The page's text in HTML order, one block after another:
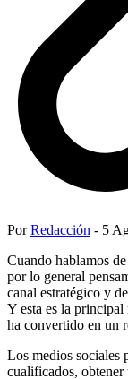
PorRedacción - 5
Cuando hablamos
por lo general
canal estratégico y
Y esta es la
ha convertido en un
Los medios sociales
cualificados,